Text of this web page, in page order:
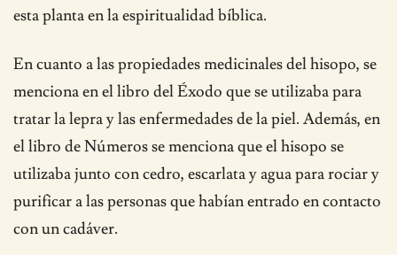
esta planta en la espiritualidad bíblica.
En cuanto a las propiedades medicinales del hisopo, se
menciona en el libro del Éxodo que se utilizaba para
tratar la lepra y las enfermedades de la piel. Además, en
el libro de Números se menciona que el hisopo se
utilizaba junto con cedro, escarlata y agua para rociar y
purificar a las personas que habían entrado en contacto
con un cadáver.